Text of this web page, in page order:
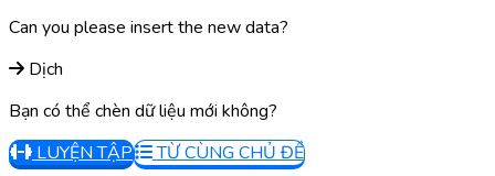
Can you please insert the new data?
Dịch
Bạn có thể chèn dữ liệu mới không?
LUYỆN TẬP
TỪ CÙNG CHỦ ĐỀ